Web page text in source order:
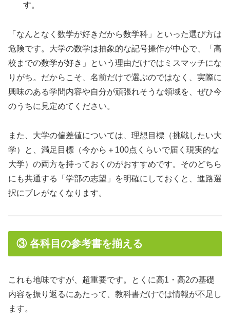
す。
「なんとなく数学が好きだから数学科」といった選び方は
危険です。大学の数学は抽象的な記号操作が中心で、「高
校までの数学が好き」という理由だけではミスマッチにな
りがち。だからこそ、名前だけで選ぶのではなく、実際に
興味のある学問内容や自分が頑張れそうな領域を、ぜひ今
のうちに見定めてください。
また、大学の偏差値については、理想目標（挑戦したい大
学）と、満足目標（今から＋100点くらいで届く現実的な
大学）の両方を持っておくのがおすすめです。そのどちら
にも共通する「学部の志望」を明確にしておくと、進路選
択にブレがなくなります。
③ 各科目の参考書を揃える
これも地味ですが、超重要です。とくに高1・高2の基礎
内容を振り返るにあたって、教科書だけでは情報が不足し
ます。